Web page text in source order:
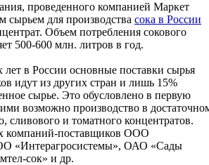
проведенного компанией Маркет
сырьем для производства сока в России
Объем потребления сокового
500-600 млн. литров в год.
в России основные поставки сырья
идут из других стран и лишь 15%
сырье. Это обусловлено в первую
возможно производство в
сливового и томатного концентратов.
компаний-поставщиков ООО
«Интерагросистемы», ОАО «Сады
сок» и др.